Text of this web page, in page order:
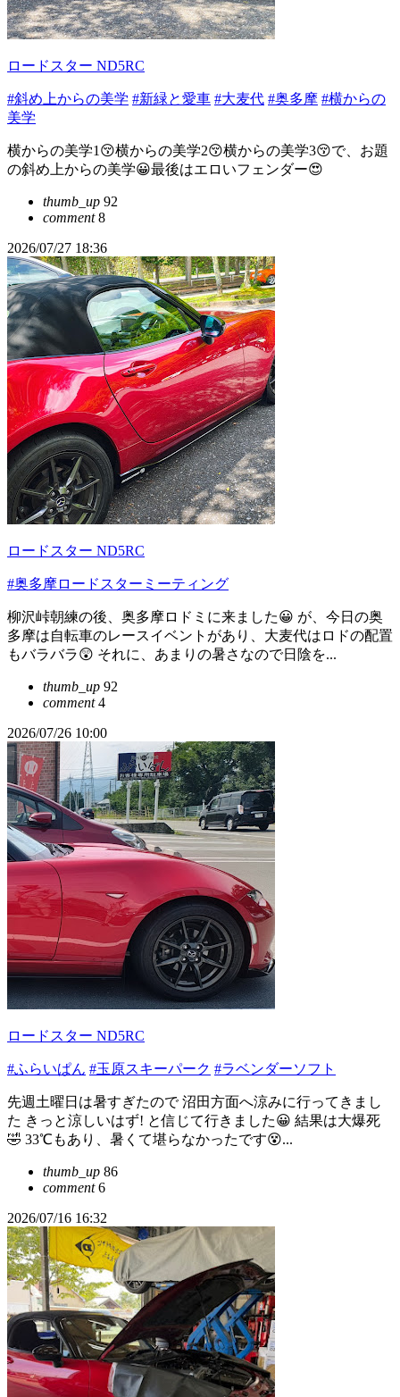
ロードスター ND5RC
#斜め上からの美学 #新緑と愛車 #大麦代 #奥多摩 #横からの
美学
横からの美学1😚横からの美学2😚横からの美学3😚で、お題
の斜め上からの美学😀最後はエロいフェンダー😍
thumb_up 92
comment8
2026/07/27 18:36
ロードスター ND5RC
#奥多摩ロードスターミーティング
柳沢峠朝練の後、奥多摩ロドミに来ました😀 が、今日の奥
多摩は自転車のレースイベントがあり、大麦代はロドの配置
もバラバラ😲 それに、あまりの暑さなので日陰を...
thumb_up 92
comment4
2026/07/26 10:00
ロードスター ND5RC
#ふらいぱん #玉原スキーパーク #ラベンダーソフト
先週土曜日は暑すぎたので 沼田方面へ涼みに行ってきまし
た きっと涼しいはず! と信じて行きました😀 結果は大爆死
🤣 33℃もあり、暑くて堪らなかったです😵...
thumb_up 86
comment6
2026/07/16 16:32